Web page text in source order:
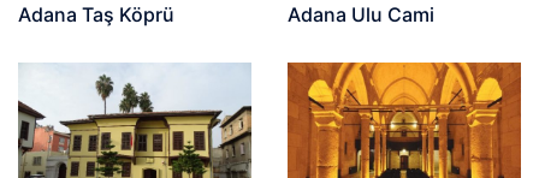
Adana Taş Köprü Adana Ulu Cami